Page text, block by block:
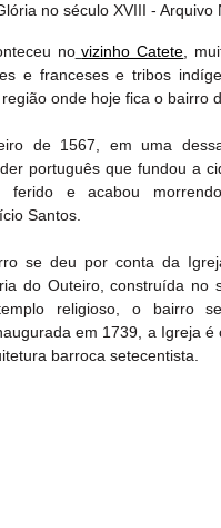
no século XVIII - Arquivo
no vizinho Catete ,
e franceses e tribos
onde hoje fica o bairro
de 1567, em uma
português que fundou a
ferido e acabou
Santos.
se deu por conta da
do Outeiro, construída no
religioso, o bairro
em 1739, a Igreja é
barroca setecentista.